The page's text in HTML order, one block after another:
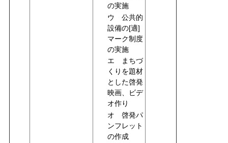
の実施
ウ 公共的
設備の[適]
マーク制度
の実施
エ まちづ
くりを題材
とした啓発
映画、ビデ
オ作り
オ 啓発パ
ンフレット
の作成